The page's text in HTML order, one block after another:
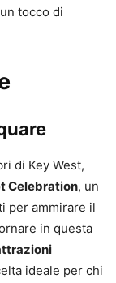
tocco di
di Key West,
Celebration, un
per ammirare il
in questa
ideale per chi